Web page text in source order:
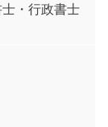
・行政書士